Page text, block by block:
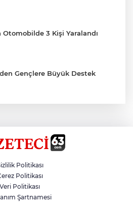
Otomobilde 3 Kişi Yaralandı
Gençlere Büyük Destek
Ulaşım Çalışması
Asfalt Yenileniyor
Politikası
Politikası
Veri Politikası
Şartnamesi